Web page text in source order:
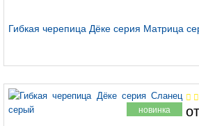
Гибкая черепица Дёке серия Матрица
новинка